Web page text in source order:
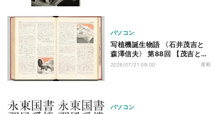
パソコン
写植機誕生物語 〈石井茂吉と
森澤信夫〉 第88回 【茂吉と信
夫】「写植は活版にとってかわ
2026/07/21 09:00 連載
パソコン